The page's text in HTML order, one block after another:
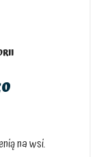
na wsi.